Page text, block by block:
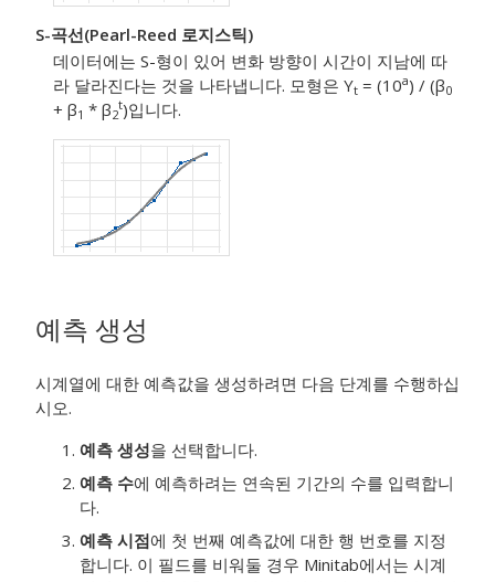
S-곡선(Pearl-Reed 로지스틱)
데이터에는 S-형이 있어 변화 방향이 시간이 지남에 따
라 달라진다는 것을 나타냅니다. 모형은 Yt = (10a) / (β0
+ β1 * β2
t)입니다.
예측 생성
시계열에 대한 예측값을 생성하려면 다음 단계를 수행하십
시오.
예측 생성을 선택합니다.
예측 수에 예측하려는 연속된 기간의 수를 입력합니
다.
예측 시점에 첫 번째 예측값에 대한 행 번호를 지정
합니다. 이 필드를 비워둘 경우 Minitab에서는 시계